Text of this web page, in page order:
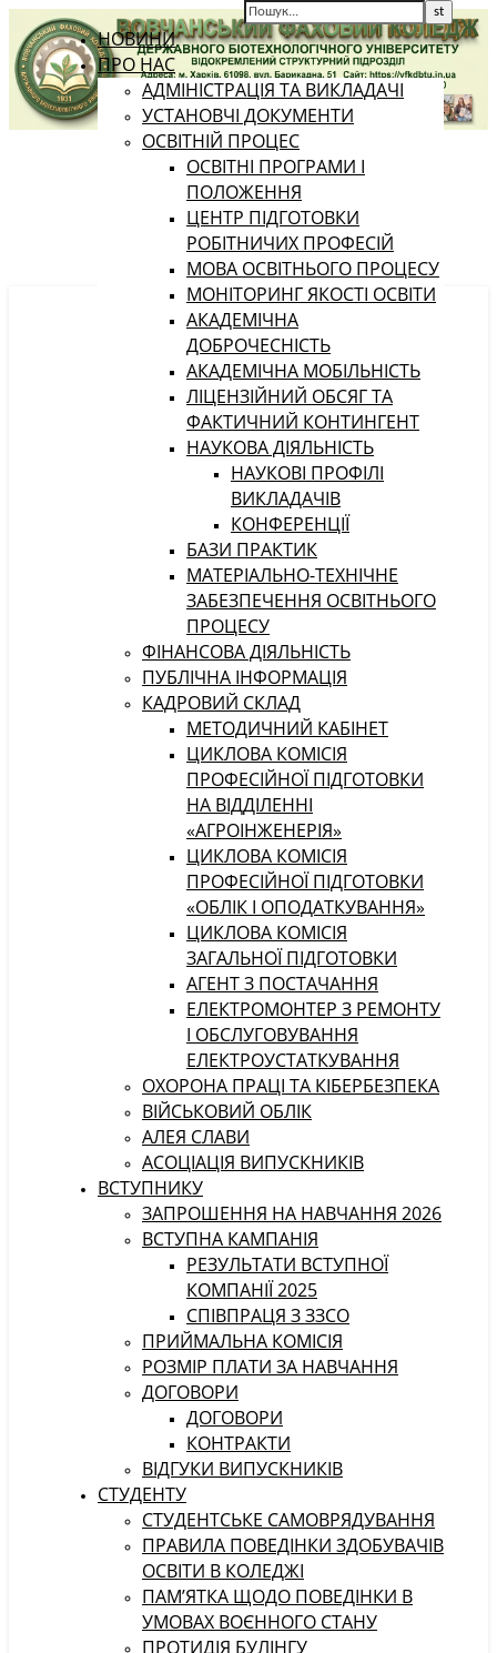
НОВИНИ
ПРО НАС
АДМІНІСТРАЦІЯ ТА ВИКЛАДАЧІ
УСТАНОВЧІ ДОКУМЕНТИ
ОСВІТНІЙ ПРОЦЕС
ОСВІТНІ ПРОГРАМИ І
ПОЛОЖЕННЯ
ЦЕНТР ПІДГОТОВКИ
РОБІТНИЧИХ ПРОФЕСІЙ
МОВА ОСВІТНЬОГО ПРОЦЕСУ
МОНІТОРИНГ ЯКОСТІ ОСВІТИ
АКАДЕМІЧНА
ДОБРОЧЕСНІСТЬ
АКАДЕМІЧНА МОБІЛЬНІСТЬ
ЛІЦЕНЗІЙНИЙ ОБСЯГ ТА
ФАКТИЧНИЙ КОНТИНГЕНТ
НАУКОВА ДІЯЛЬНІСТЬ
НАУКОВІ ПРОФІЛІ
ВИКЛАДАЧІВ
КОНФЕРЕНЦІЇ
БАЗИ ПРАКТИК
МАТЕРІАЛЬНО-ТЕХНІЧНЕ
ЗАБЕЗПЕЧЕННЯ ОСВІТНЬОГО
ПРОЦЕСУ
ФІНАНСОВА ДІЯЛЬНІСТЬ
ПУБЛІЧНА ІНФОРМАЦІЯ
КАДРОВИЙ СКЛАД
МЕТОДИЧНИЙ КАБІНЕТ
ЦИКЛОВА КОМІСІЯ
ПРОФЕСІЙНОЇ ПІДГОТОВКИ
НА ВІДДІЛЕННІ
«АГРОІНЖЕНЕРІЯ»
ЦИКЛОВА КОМІСІЯ
ПРОФЕСІЙНОЇ ПІДГОТОВКИ
«ОБЛІК І ОПОДАТКУВАННЯ»
ЦИКЛОВА КОМІСІЯ
ЗАГАЛЬНОЇ ПІДГОТОВКИ
АГЕНТ З ПОСТАЧАННЯ
ЕЛЕКТРОМОНТЕР З РЕМОНТУ
І ОБСЛУГОВУВАННЯ
ЕЛЕКТРОУСТАТКУВАННЯ
ОХОРОНА ПРАЦІ ТА КІБЕРБЕЗПЕКА
ВІЙСЬКОВИЙ ОБЛІК
АЛЕЯ СЛАВИ
АСОЦІАЦІЯ ВИПУСКНИКІВ
ВСТУПНИКУ
ЗАПРОШЕННЯ НА НАВЧАННЯ 2026
ВСТУПНА КАМПАНІЯ
РЕЗУЛЬТАТИ ВСТУПНОЇ
КОМПАНІЇ 2025
СПІВПРАЦЯ З ЗЗСО
ПРИЙМАЛЬНА КОМІСІЯ
РОЗМІР ПЛАТИ ЗА НАВЧАННЯ
ДОГОВОРИ
ДОГОВОРИ
КОНТРАКТИ
ВІДГУКИ ВИПУСКНИКІВ
СТУДЕНТУ
CТУДЕНТСЬКЕ САМОВРЯДУВАННЯ
ПРАВИЛА ПОВЕДІНКИ ЗДОБУВАЧІВ
ОСВІТИ В КОЛЕДЖІ
ПАМ’ЯТКА ЩОДО ПОВЕДІНКИ В
УМОВАХ ВОЄННОГО СТАНУ
ПРОТИДІЯ БУЛІНГУ